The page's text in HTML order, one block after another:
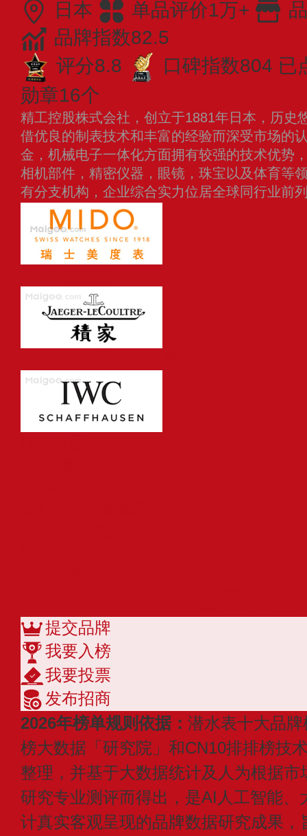
日本
单品评价1万+
品牌指数82.5
评分8.8
口碑指数804 已
勋章16个
精工控股株式会社，创立于1881年日本，历史
借优良的制表技术和丰富的经验而深受市场的
金，机械电子一体化方面拥有较强的技术优势
相机部件，精密仪器，眼镜，珠宝以及体育等
有分支机构，企业综合实力位居全球同行业前
提交品牌
我要入榜
我要投票
发布招商
2026年榜单规则依据： 潜水表十大品
榜大数据「研究院」和CN10排排榜技
整理，并基于大数据统计及人为根据
研究专业测评而得出，是AI人工智能、
计真实客观呈现的品牌数据研究成果